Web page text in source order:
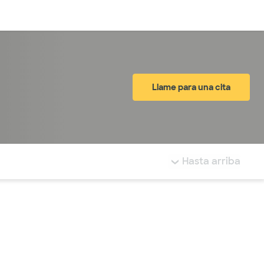
Llame para una cita
Hasta arriba